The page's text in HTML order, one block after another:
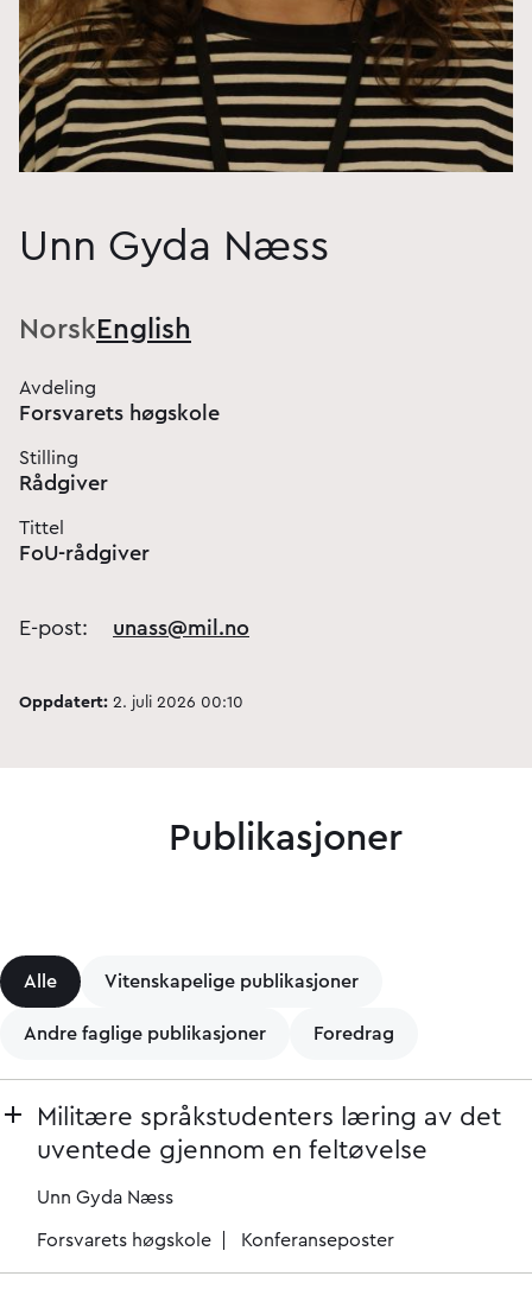
Unn Gyda Næss
NorskEnglish
Avdeling
Forsvarets høgskole
Stilling
Rådgiver
Tittel
FoU-rådgiver
E-post: unass@mil.no
Oppdatert: 2. juli 2026 00:10
Publikasjoner
Alle Vitenskapelige publikasjoner
Andre faglige publikasjoner Foredrag
Militære språkstudenters læring av det
uventede gjennom en feltøvelse
Unn Gyda Næss
Forsvarets høgskole Konferanseposter